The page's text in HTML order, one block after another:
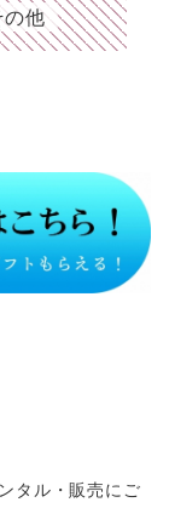
の他
タル・販売にご